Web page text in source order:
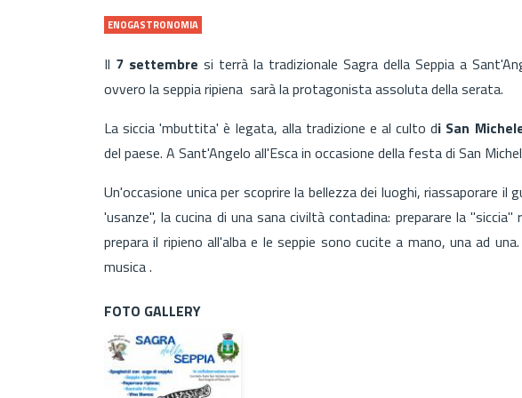
ENOGASTRONOMIA
Il 7 settembre si terrà la tradizionale Sagra della Seppia a
ovvero la seppia ripiena sarà la protagonista assoluta della serata.
La siccia 'mbuttita' è legata, alla tradizione e al culto di San
del paese. A Sant'Angelo all'Esca in occasione della festa di San
Un'occasione unica per scoprire la bellezza dei luoghi, riassaporare
'usanze'', la cucina di una sana civiltà contadina: preparare la
prepara il ripieno all'alba e le seppie sono cucite a mano, una ad
musica .
FOTO GALLERY